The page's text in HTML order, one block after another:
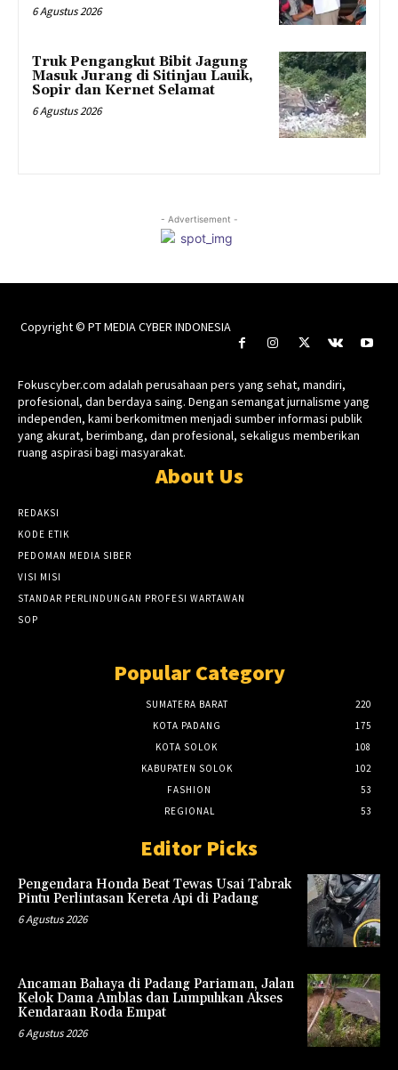
6 Agustus 2026
Truk Pengangkut Bibit Jagung
Masuk Jurang di Sitinjau Lauik,
Sopir dan Kernet Selamat
6 Agustus 2026
- Advertisement -
Copyright © PT MEDIA CYBER INDONESIA
Fokuscyber.com adalah perusahaan pers yang sehat, mandiri,
profesional, dan berdaya saing. Dengan semangat jurnalisme yang
independen, kami berkomitmen menjadi sumber informasi publik
yang akurat, berimbang, dan profesional, sekaligus memberikan
ruang aspirasi bagi masyarakat.
About Us
REDAKSI
KODE ETIK
PEDOMAN MEDIA SIBER
VISI MISI
STANDAR PERLINDUNGAN PROFESI WARTAWAN
SOP
Popular Category
SUMATERA BARAT
220
KOTA PADANG
175
KOTA SOLOK
108
KABUPATEN SOLOK
102
FASHION
53
REGIONAL
53
Editor Picks
Pengendara Honda Beat Tewas Usai Tabrak
Pintu Perlintasan Kereta Api di Padang
6 Agustus 2026
Ancaman Bahaya di Padang Pariaman, Jalan
Kelok Dama Amblas dan Lumpuhkan Akses
Kendaraan Roda Empat
6 Agustus 2026